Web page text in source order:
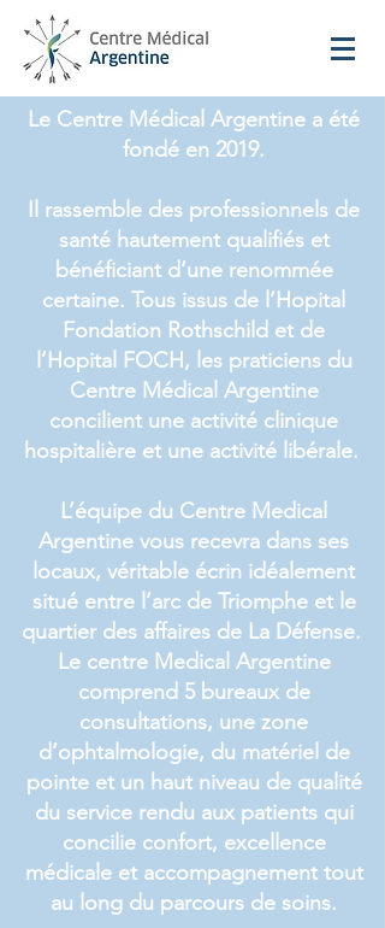
Bouton
Nos spécialités
Nos examens
Nos tarifs
Prendre rendez-vous
Nos actualités
Nous connaitre
Le Centre Médical Argentine a été
fondé en 2019.
Il rassemble des professionnels de
santé hautement qualifiés et
bénéficiant d’une renommée
certaine. Tous issus de l’Hopital
Fondation Rothschild et de
l’Hopital FOCH, les praticiens du
Centre Médical Argentine
concilient une activité clinique
hospitalière et une activité libérale.
L’équipe du Centre Medical
Argentine vous recevra dans ses
locaux, véritable écrin idéalement
situé entre l’arc de Triomphe et le
quartier des affaires de La Défense.
Le centre Medical Argentine
comprend 5 bureaux de
consultations, une zone
d’ophtalmologie, du matériel de
pointe et un haut niveau de qualité
du service rendu aux patients qui
concilie confort, excellence
médicale et accompagnement tout
au long du parcours de soins.